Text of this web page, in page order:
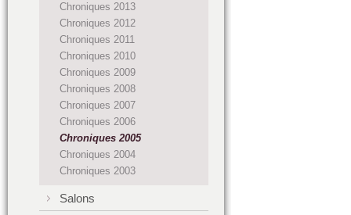
Chroniques 2013
Chroniques 2012
Chroniques 2011
Chroniques 2010
Chroniques 2009
Chroniques 2008
Chroniques 2007
Chroniques 2006
Chroniques 2005
Chroniques 2004
Chroniques 2003
Salons